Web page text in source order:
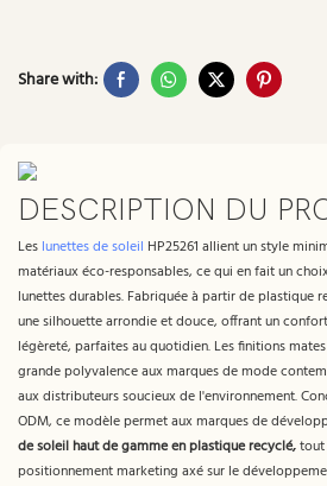
Share with:
DESCRIPTION DU
Les lunettes de soleil HP25261 allient un style
matériaux éco-responsables, ce qui en fait un
lunettes durables. Fabriquée à partir de plastique
une silhouette arrondie et douce, offrant un
légèreté, parfaites au quotidien. Les finitions
grande polyvalence aux marques de mode
aux distributeurs soucieux de l'environnement.
ODM, ce modèle permet aux marques de
de soleil haut de gamme en plastique recyclé,tout
positionnement marketing axé sur le